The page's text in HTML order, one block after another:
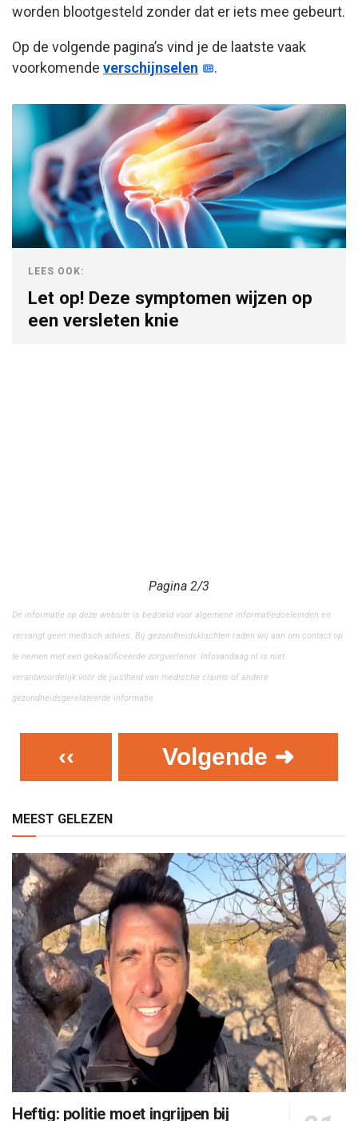
worden blootgesteld zonder dat er iets mee gebeurt.
Op de volgende pagina’s vind je de laatste vaak
voorkomende verschijnselen .
LEES OOK:
Let op! Deze symptomen wijzen op
een versleten knie
Pagina 2/3
De informatie op deze website is bedoeld voor algemene informatiedoeleinden en
vervangt geen medisch advies. Bij gezondheidsklachten raden wij aan om contact op
te nemen met een gekwalificeerde zorgverlener. Infovandaag.nl is niet
verantwoordelijk voor de juistheid van medische claims of andere
gezondheidsgerelateerde informatie.
‹‹ Volgende ➜
MEEST GELEZEN
Heftig: politie moet ingrijpen bij